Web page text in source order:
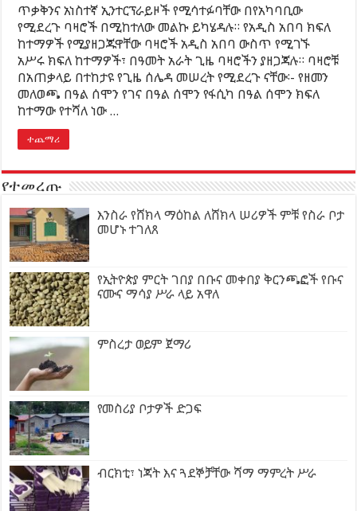
ጥቃቅንና አነስተኛ ኢንተርፕራይዞች የሚሳተፉባቸው በየአካባቢው
የሚደረጉ ባዛሮች በሚከተለው መልኩ ይካሄዳሉ። የአዲስ አበባ ክፍለ
ከተማዎች የሚያዘጋጁዋቸው ባዛሮች አዲስ አበባ ውስጥ የሚገኙ
አሥሩ ክፍለ ከተማዎች፣ በዓመት አራት ጊዜ ባዛሮችን ያዘጋጃሉ። ባዛሮቹ
በአጠቃላይ በተከታዩ የጊዜ ሰሌዳ መሠረት የሚደረጉ ናቸው፡- የዘመን
መለወጫ በዓል ሰሞን የገና በዓል ሰሞን የፋሲካ በዓል ሰሞን ክፍለ
ከተማው የተሻለ ነው …
ተጨማሪ
የተመረጡ
እንስራ የሸክላ ማዕከል ለሸክላ ሠሪዎች ምቹ የስራ ቦታ
መሆኑ ተገለጸ
የኢትዮጵያ ምርት ገበያ በቡና መቀበያ ቅርንጫፎች የቡና
ናሙና ማሳያ ሥራ ላይ አዋለ
ምስረታ ወይም ጀማሪ
የመስሪያ ቦታዎች ድጋፍ
ብርክቲ፣ ነጃት እና ጓደኞቻቸው ሻማ ማምረት ሥራ